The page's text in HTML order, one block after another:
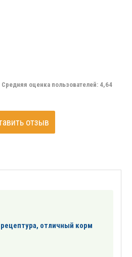
Средняя оценка пользователей: 4,64
отзыв
отличный корм